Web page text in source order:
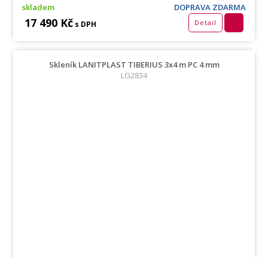
skladem DOPRAVA ZDARMA
17 490 Kč s DPH Detail
Skleník LANITPLAST TIBERIUS 3x4 m PC 4 mm
LG2834